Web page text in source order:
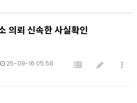
의뢰 신속한 사실확인
25-09-16 05:58